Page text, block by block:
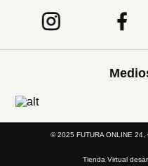
© 2025 FUTURA ONLINE 24,
Tienda Virtual